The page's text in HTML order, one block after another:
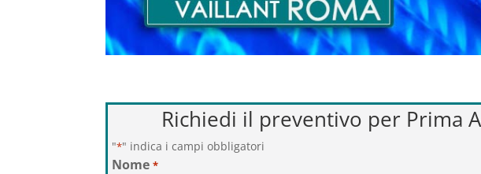
Richiedi il preventivo per Prima
"*" indica i campi obbligatori
Nome *